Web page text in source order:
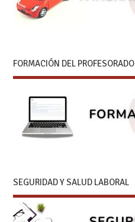
FORMACIÓN DEL PROFESORADO
SEGURIDAD Y SALUD LABORAL